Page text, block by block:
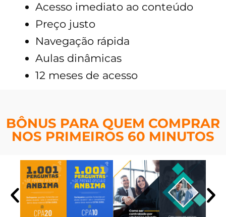
Acesso imediato ao conteúdo
Preço justo
Navegação rápida
Aulas dinâmicas
12 meses de acesso
BÔNUS PARA QUEM COMPRAR
NOS PRIMEIROS 60 MINUTOS